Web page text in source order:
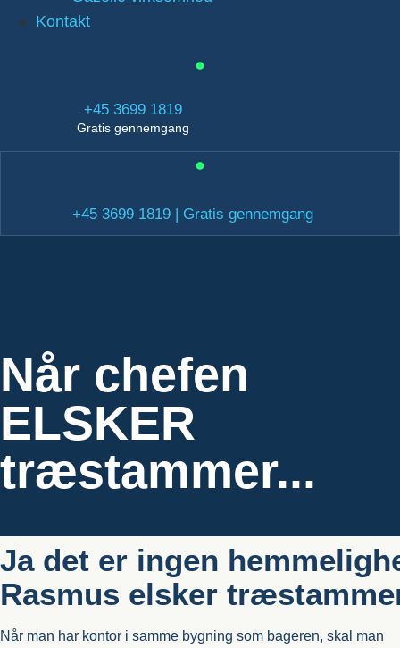
Kontakt
+45 3699 1819
Gratis gennemgang
+45 3699 1819 | Gratis gennemgang
Når chefen
ELSKER
træstammer...
Ja det er ingen
Rasmus elsker
Når man har kontor i samme bygning som bageren, skal man